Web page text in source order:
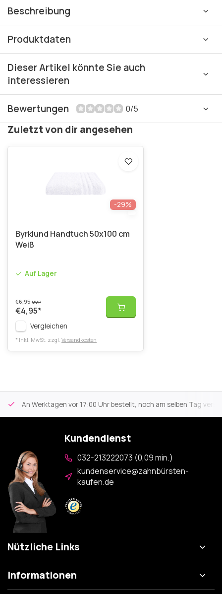
Beschreibung
Produktdaten
Dieser Artikel könnte Sie auch
interessieren
Bewertungen 0/5
Zuletzt von dir angesehen
-29%
Byrklund Handtuch 50x100 cm
Weiß
Auf Lager
€6,95UVP
€4,95*
Vergleichen
* Inkl. MwSt. zzgl. Versandkosten
An Werktagen vor 17:00 Uhr bestellt, noch am selben Tag
Kundendienst
032-213222073 (0,09 min.)
kundenservice@zahnbürsten-
kaufen.de
Nützliche Links
Informationen